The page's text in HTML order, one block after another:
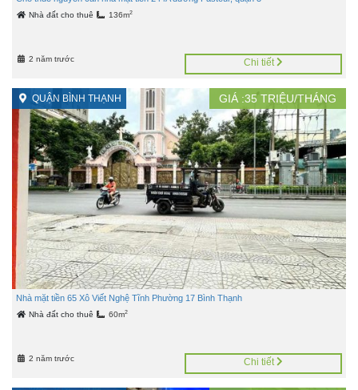
Nhà đất cho thuê 136m2
2 năm trước Chi tiết
QUẬN BÌNH THẠNH GIÁ :35 TRIỆU/THÁNG
Nhà mặt tiền 65 Xô Viết Nghệ Tĩnh Phường 17 Bình Thạnh
Nhà đất cho thuê 60m2
2 năm trước Chi tiết